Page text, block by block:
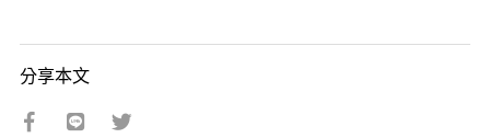
分享本文